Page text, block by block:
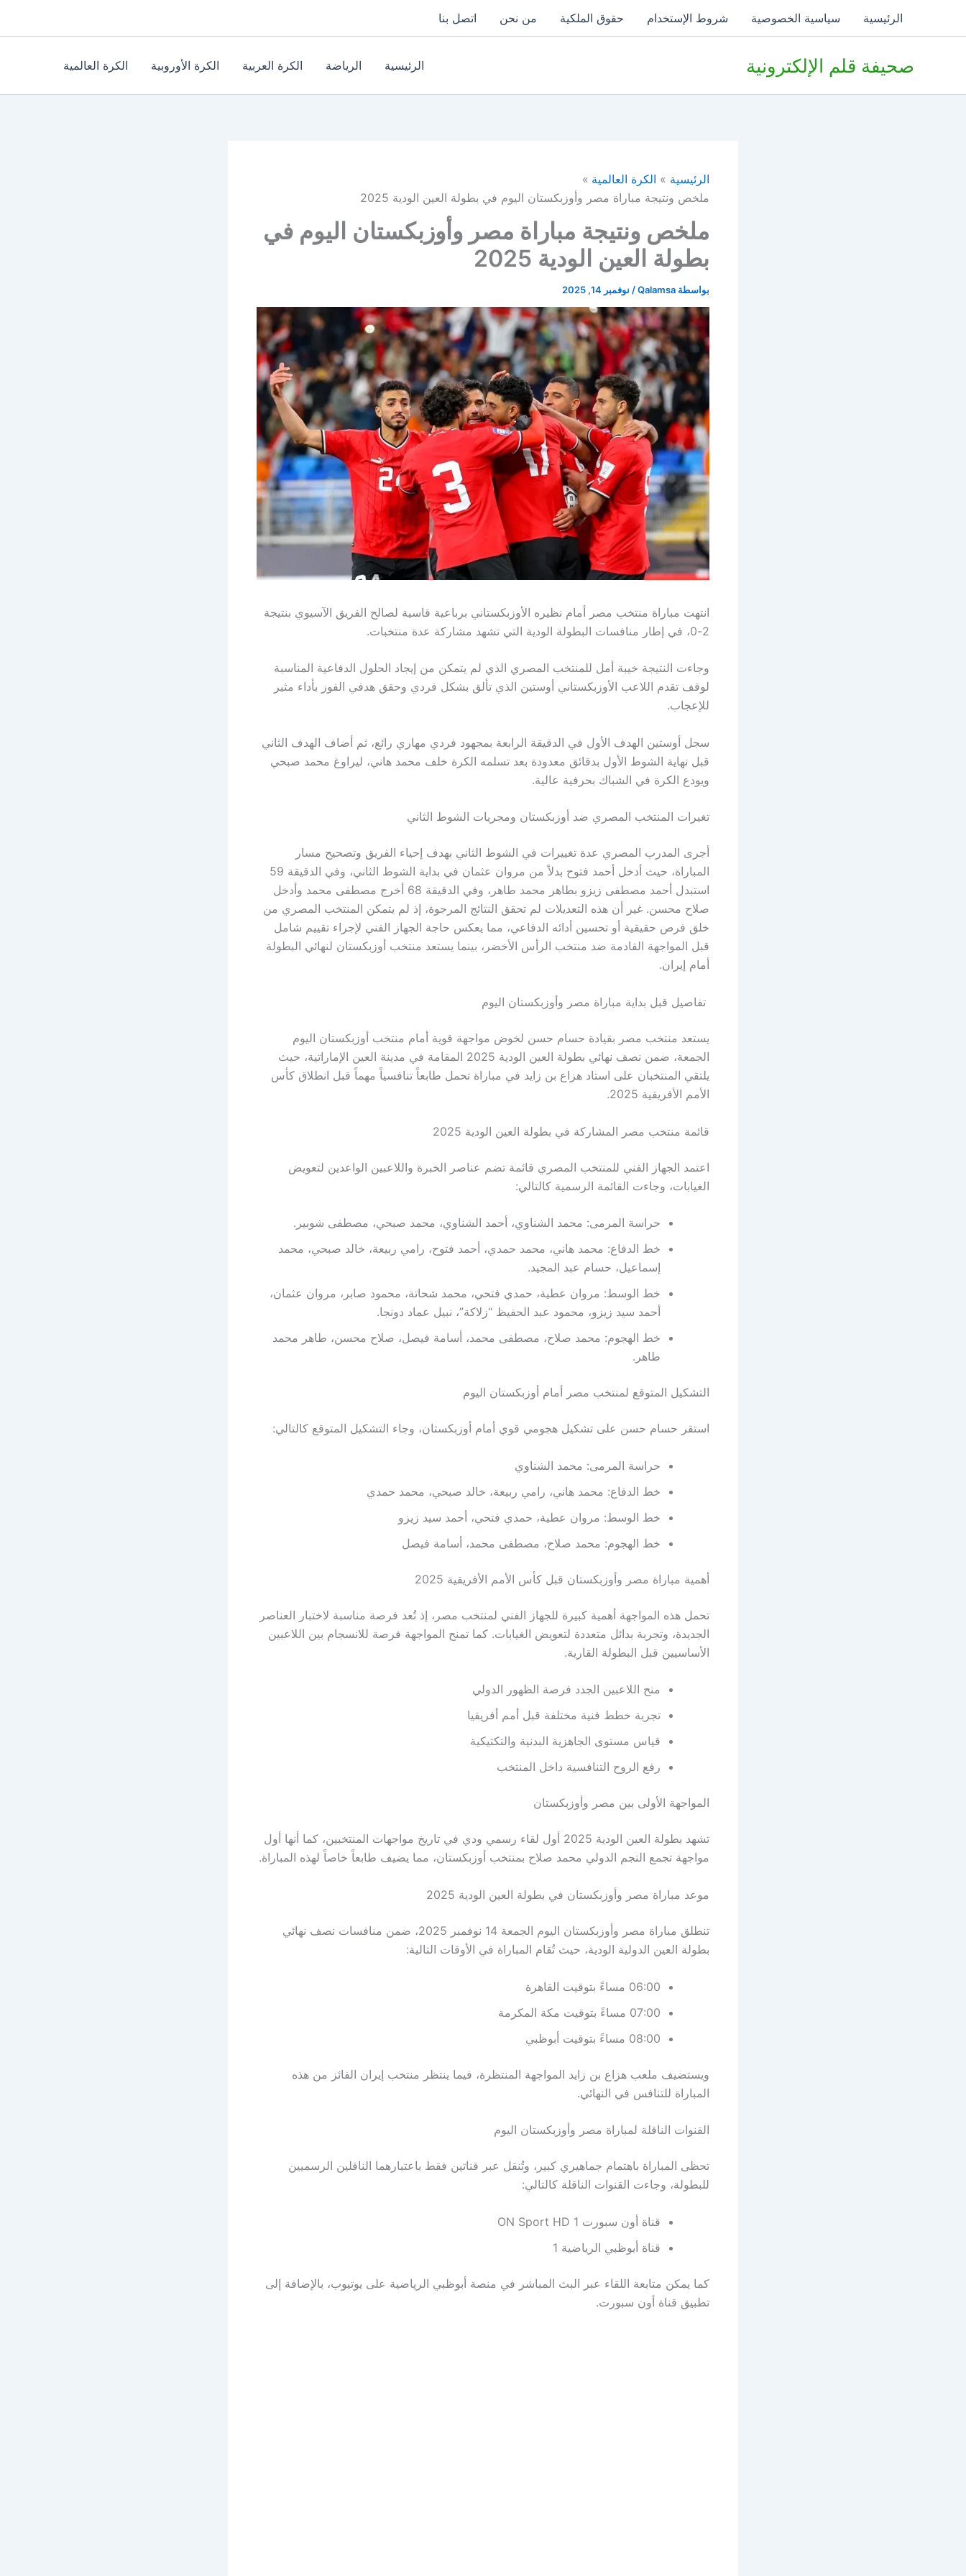
الرئيسية سياسية الخصوصية شروط الإستخدام حقوق الملكية من نحن اتصل بنا
صحيفة قلم الإلكترونية الرئيسية الرياضة الكرة العربية الكرة الأوروبية الكرة العالمية
الرئيسية
الكرة العالمية
ملخص ونتيجة مباراة مصر وأوزبكستان اليوم في بطولة العين الودية 2025
ملخص ونتيجة مباراة مصر وأوزبكستان اليوم في
بطولة العين الودية 2025
بواسطة Qalamsa
/ نوفمبر 14, 2025
انتهت مباراة منتخب مصر أمام نظيره الأوزبكستاني برباعية قاسية لصالح الفريق الآسيوي بنتيجة
2-0، في إطار منافسات البطولة الودية التي تشهد مشاركة عدة منتخبات.
وجاءت النتيجة خيبة أمل للمنتخب المصري الذي لم يتمكن من إيجاد الحلول الدفاعية المناسبة
لوقف تقدم اللاعب الأوزبكستاني أوستين الذي تألق بشكل فردي وحقق هدفي الفوز بأداء مثير
للإعجاب.
سجل أوستين الهدف الأول في الدقيقة الرابعة بمجهود فردي مهاري رائع، ثم أضاف الهدف الثاني
قبل نهاية الشوط الأول بدقائق معدودة بعد تسلمه الكرة خلف محمد هاني، ليراوغ محمد صبحي
ويودع الكرة في الشباك بحرفية عالية.
تغيرات المنتخب المصري ضد أوزبكستان ومجريات الشوط الثاني
أجرى المدرب المصري عدة تغييرات في الشوط الثاني بهدف إحياء الفريق وتصحيح مسار
المباراة، حيث أدخل أحمد فتوح بدلاً من مروان عثمان في بداية الشوط الثاني، وفي الدقيقة 59
استبدل أحمد مصطفى زيزو بطاهر محمد طاهر، وفي الدقيقة 68 أخرج مصطفى محمد وأدخل
صلاح محسن. غير أن هذه التعديلات لم تحقق النتائج المرجوة، إذ لم يتمكن المنتخب المصري من
خلق فرص حقيقية أو تحسين أدائه الدفاعي، مما يعكس حاجة الجهاز الفني لإجراء تقييم شامل
قبل المواجهة القادمة ضد منتخب الرأس الأخضر، بينما يستعد منتخب أوزبكستان لنهائي البطولة
أمام إيران.
تفاصيل قبل بداية مباراة مصر وأوزبكستان اليوم
يستعد منتخب مصر بقيادة حسام حسن لخوض مواجهة قوية أمام منتخب أوزبكستان اليوم
الجمعة، ضمن نصف نهائي بطولة العين الودية 2025 المقامة في مدينة العين الإماراتية، حيث
يلتقي المنتخبان على استاد هزاع بن زايد في مباراة تحمل طابعاً تنافسياً مهماً قبل انطلاق كأس
الأمم الأفريقية 2025.
قائمة منتخب مصر المشاركة في بطولة العين الودية 2025
اعتمد الجهاز الفني للمنتخب المصري قائمة تضم عناصر الخبرة واللاعبين الواعدين لتعويض
الغيابات، وجاءت القائمة الرسمية كالتالي:
حراسة المرمى: محمد الشناوي، أحمد الشناوي، محمد صبحي، مصطفى شوبير.
خط الدفاع: محمد هاني، محمد حمدي، أحمد فتوح، رامي ربيعة، خالد صبحي، محمد
إسماعيل، حسام عبد المجيد.
خط الوسط: مروان عطية، حمدي فتحي، محمد شحاتة، محمود صابر، مروان عثمان،
أحمد سيد زيزو، محمود عبد الحفيظ “زلاكة”، نبيل عماد دونجا.
خط الهجوم: محمد صلاح، مصطفى محمد، أسامة فيصل، صلاح محسن، طاهر محمد
طاهر.
التشكيل المتوقع لمنتخب مصر أمام أوزبكستان اليوم
استقر حسام حسن على تشكيل هجومي قوي أمام أوزبكستان، وجاء التشكيل المتوقع كالتالي:
حراسة المرمى: محمد الشناوي
خط الدفاع: محمد هاني، رامي ربيعة، خالد صبحي، محمد حمدي
خط الوسط: مروان عطية، حمدي فتحي، أحمد سيد زيزو
خط الهجوم: محمد صلاح، مصطفى محمد، أسامة فيصل
أهمية مباراة مصر وأوزبكستان قبل كأس الأمم الأفريقية 2025
تحمل هذه المواجهة أهمية كبيرة للجهاز الفني لمنتخب مصر، إذ تُعد فرصة مناسبة لاختبار العناصر
الجديدة، وتجربة بدائل متعددة لتعويض الغيابات. كما تمنح المواجهة فرصة للانسجام بين اللاعبين
الأساسيين قبل البطولة القارية.
منح اللاعبين الجدد فرصة الظهور الدولي
تجربة خطط فنية مختلفة قبل أمم أفريقيا
قياس مستوى الجاهزية البدنية والتكتيكية
رفع الروح التنافسية داخل المنتخب
المواجهة الأولى بين مصر وأوزبكستان
تشهد بطولة العين الودية 2025 أول لقاء رسمي ودي في تاريخ مواجهات المنتخبين، كما أنها أول
مواجهة تجمع النجم الدولي محمد صلاح بمنتخب أوزبكستان، مما يضيف طابعاً خاصاً لهذه المباراة.
موعد مباراة مصر وأوزبكستان في بطولة العين الودية 2025
تنطلق مباراة مصر وأوزبكستان اليوم الجمعة 14 نوفمبر 2025، ضمن منافسات نصف نهائي
بطولة العين الدولية الودية، حيث تُقام المباراة في الأوقات التالية:
06:00 مساءً بتوقيت القاهرة
07:00 مساءً بتوقيت مكة المكرمة
08:00 مساءً بتوقيت أبوظبي
ويستضيف ملعب هزاع بن زايد المواجهة المنتظرة، فيما ينتظر منتخب إيران الفائز من هذه
المباراة للتنافس في النهائي.
القنوات الناقلة لمباراة مصر وأوزبكستان اليوم
تحظى المباراة باهتمام جماهيري كبير، وتُنقل عبر قناتين فقط باعتبارهما الناقلين الرسميين
للبطولة، وجاءت القنوات الناقلة كالتالي:
قناة أون سبورت 1 ON Sport HD
قناة أبوظبي الرياضية 1
كما يمكن متابعة اللقاء عبر البث المباشر في منصة أبوظبي الرياضية على يوتيوب، بالإضافة إلى
تطبيق قناة أون سبورت.